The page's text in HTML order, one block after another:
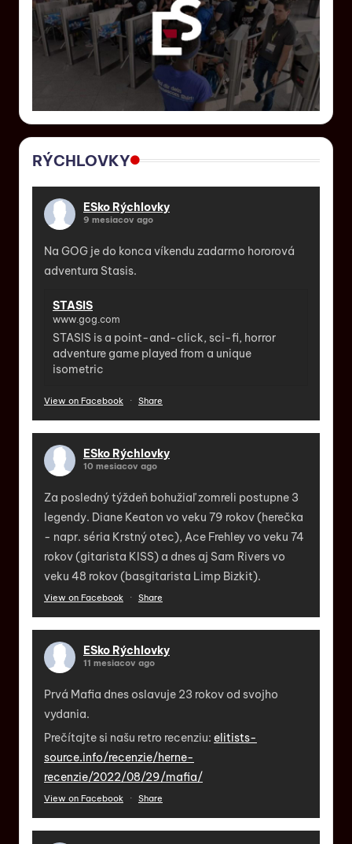
RÝCHLOVKY
ESko Rýchlovky
9 mesiacov ago
Na GOG je do konca víkendu zadarmo hororová
adventura Stasis.
STASIS
www.gog.com
STASIS is a point-and-click, sci-fi, horror
adventure game played from a unique
isometric
View on Facebook · Share
ESko Rýchlovky
10 mesiacov ago
Za posledný týždeň bohužiaľ zomreli postupne 3
legendy. Diane Keaton vo veku 79 rokov (herečka
- napr. séria Krstný otec), Ace Frehley vo veku 74
rokov (gitarista KISS) a dnes aj Sam Rivers vo
veku 48 rokov (basgitarista Limp Bizkit).
View on Facebook · Share
ESko Rýchlovky
11 mesiacov ago
Prvá Mafia dnes oslavuje 23 rokov od svojho
vydania.
Prečítajte si našu retro recenziu: elitists-
source.info/recenzie/herne-
recenzie/2022/08/29/mafia/
View on Facebook · Share